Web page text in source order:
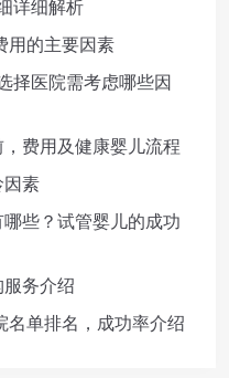
详细解析
用的主要因素
择医院需考虑哪些因
费用及健康婴儿流程
素
些？试管婴儿的成功
务介绍
单排名，成功率介绍